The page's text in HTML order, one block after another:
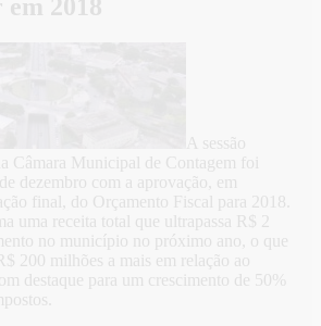
2018
A sessão
Câmara Municipal de Contagem foi
dezembro com a aprovação, em
final, do Orçamento Fiscal para 2018.
uma receita total que ultrapassa R$ 2
no município no próximo ano, o que
200 milhões a mais em relação ao
destaque para um crescimento de 50%